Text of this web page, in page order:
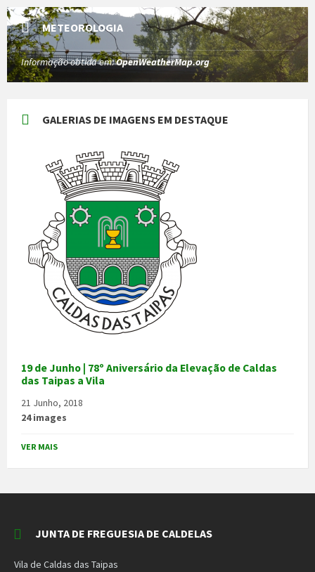
METEOROLOGIA
Informação obtida em:OpenWeatherMap.org
GALERIAS DE IMAGENS EM DESTAQUE
19 de Junho | 78º Aniversário da Elevação de Caldas
das Taipas a Vila
21 Junho, 2018
24 images
VER MAIS
JUNTA DE FREGUESIA DE CALDELAS
Vila de Caldas das Taipas